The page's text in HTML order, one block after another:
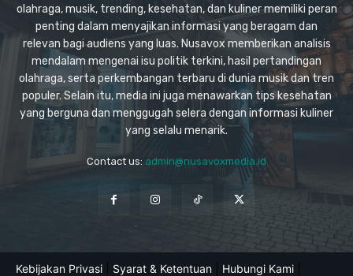
olahraga, musik, trending, kesehatan, dan kuliner memiliki peran
penting dalam menyajikan informasi yang beragam dan
relevan bagi audiens yang luas. Nusavox memberikan analisis
mendalam mengenai isu politik terkini, hasil pertandingan
olahraga, serta perkembangan terbaru di dunia musik dan tren
populer. Selain itu, media ini juga menawarkan tips kesehatan
yang berguna dan menggugah selera dengan informasi kuliner
yang selalu menarik.
Contact us: admin@nusavoxmedia.id
Kebijakan Privasi Syarat & Ketentuan Hubungi Kami